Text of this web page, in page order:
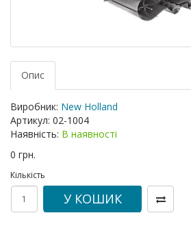
Опис
Виробник: New Holland
Артикул: 02-1004
Наявність: В наявності
0 грн.
Кількість
У КОШИК